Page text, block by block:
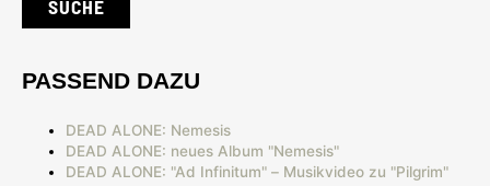
PASSEND DAZU
DEAD ALONE: Nemesis
DEAD ALONE: neues Album "Nemesis"
DEAD ALONE: "Ad Infinitum" – Musikvideo zu "Pilgrim"